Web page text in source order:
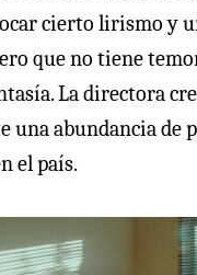
cierto lirismo y
que no tiene
La directora
una abundancia de
el país.